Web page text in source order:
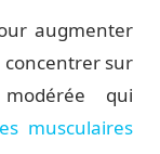
augmenter
concentrer sur
qui
musculaires